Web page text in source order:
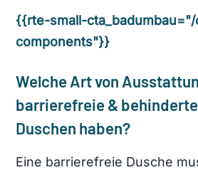
{{rte-small-
components"}}
Welche Art von
barrierefreie &
Duschen haben?
Eine barrierefreie Dusche